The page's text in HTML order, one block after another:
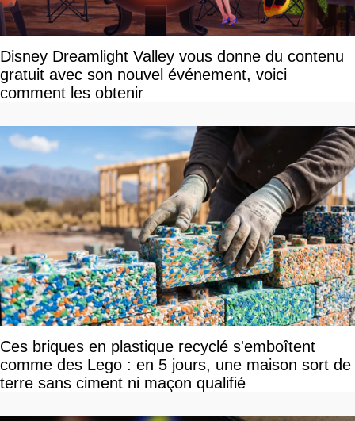
Disney Dreamlight Valley vous donne du contenu
gratuit avec son nouvel événement, voici
comment les obtenir
Ces briques en plastique recyclé s'emboîtent
comme des Lego : en 5 jours, une maison sort de
terre sans ciment ni maçon qualifié